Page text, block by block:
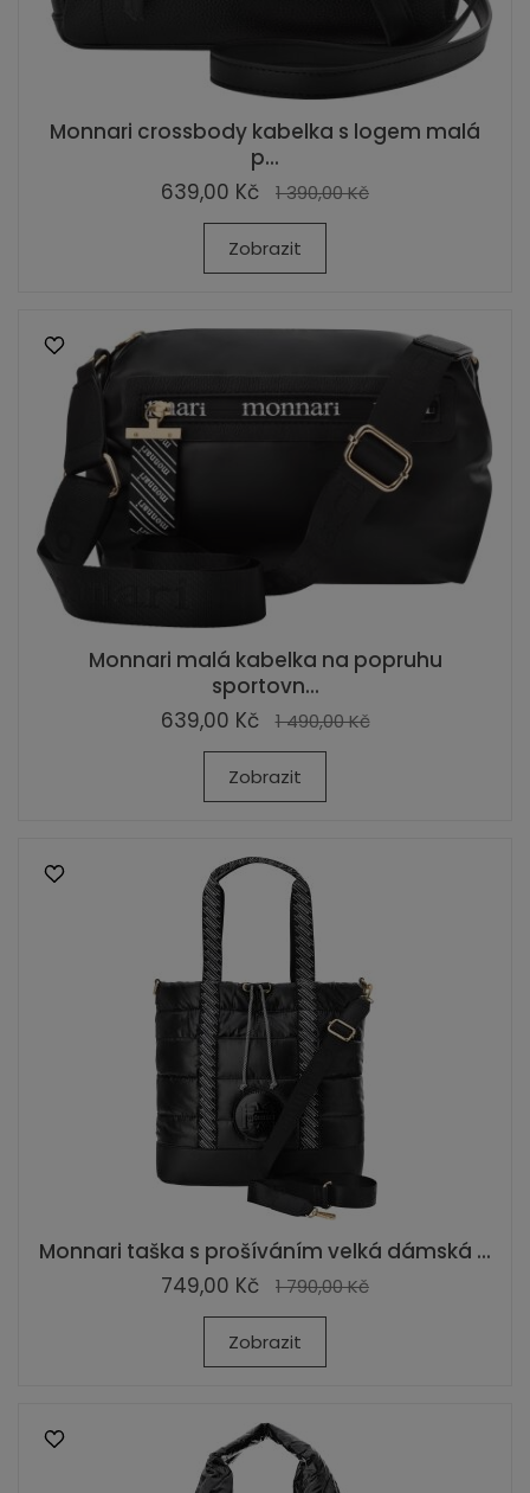
Monnari crossbody kabelka s logem malá
p...
639,00 Kč
1 390,00 Kč
Zobrazit
Monnari malá kabelka na popruhu
sportovn...
639,00 Kč
1 490,00 Kč
Zobrazit
Monnari taška s prošíváním velká dámská ...
749,00 Kč
1 790,00 Kč
Zobrazit